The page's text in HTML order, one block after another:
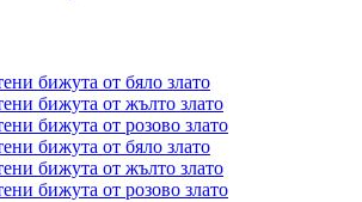
бижута от бяло злато
бижута от жълто злато
бижута от розово злато
бижута от бяло злато
бижута от жълто злато
бижута от розово злато